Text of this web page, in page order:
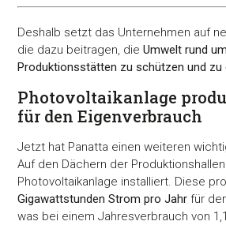
Deshalb setzt das Unternehmen auf
die dazu beitragen, dieUmwelt rund
Produktionsstätten zu schützen und zu
Photovoltaikanlage
für den Eigenverbrauch
Jetzt hat Panatta einen weiteren
Auf den Dächern der
Photovoltaikanlage installiert. Diese
Gigawattstunden Strom pro Jahr für
was bei einem Jahresverbrauch von